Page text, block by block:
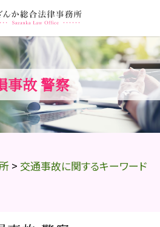
事故 警察
> 交通事故に関するキーワード